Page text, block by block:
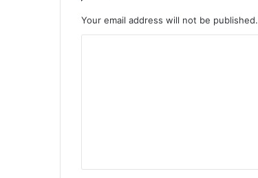
Your email address will not be published.